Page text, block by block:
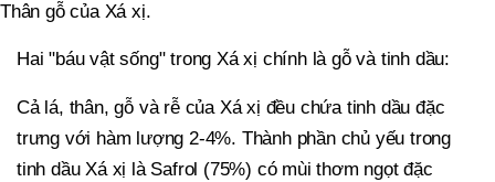
Thân gỗ của Xá xị.
Hai "báu vật sống" trong Xá xị chính là gỗ và tinh dầu:
Cả lá, thân, gỗ và rễ của Xá xị đều chứa tinh dầu đặc
trưng với hàm lượng 2-4%. Thành phần chủ yếu trong
tinh dầu Xá xị là Safrol (75%) có mùi thơm ngọt đặc